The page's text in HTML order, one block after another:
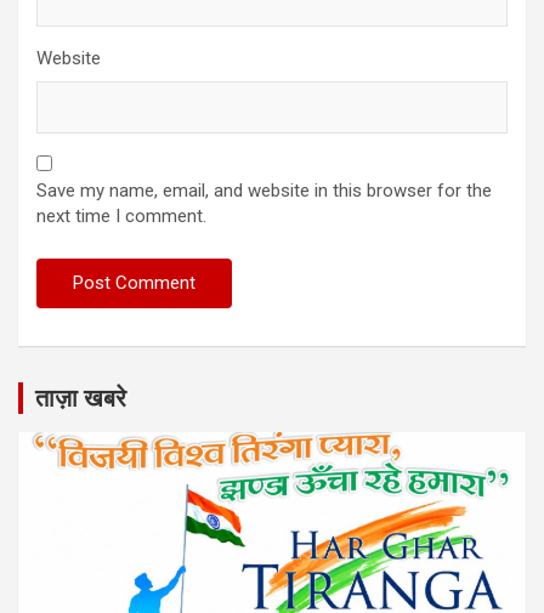
Website
Save my name, email, and website in this browser for the
next time I comment.
ताज़ा खबरे